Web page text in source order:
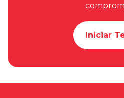
Iniciar